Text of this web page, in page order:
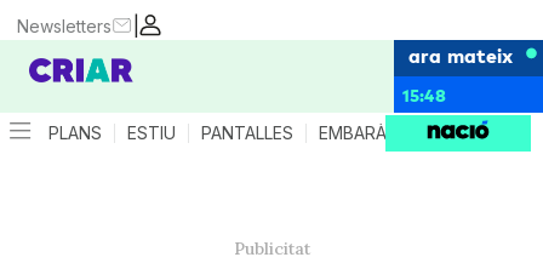
|
Newsletters
ara mateix
15:48
PLANS ESTIU PANTALLES EMBARÀS CRIANÇA